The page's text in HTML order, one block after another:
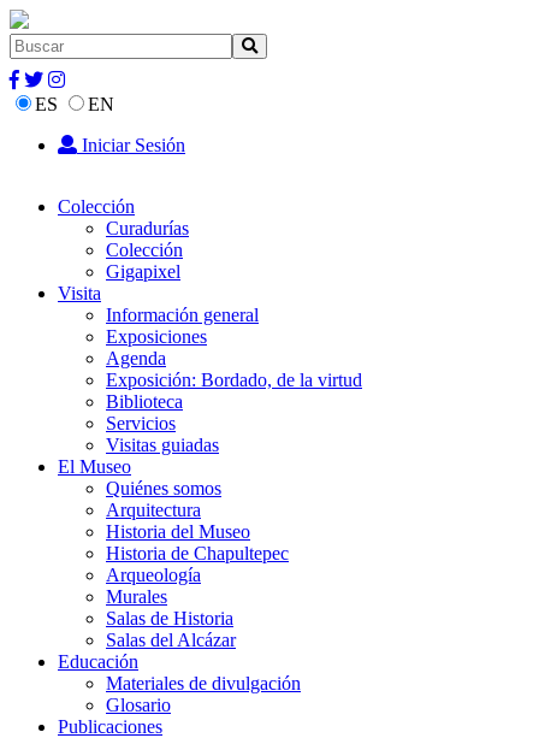
ES
EN
Iniciar Sesión
Colección
Curadurías
Colección
Gigapixel
Visita
Información general
Exposiciones
Agenda
Exposición: Bordado, de la virtud
Biblioteca
Servicios
Visitas guiadas
El Museo
Quiénes somos
Arquitectura
Historia del Museo
Historia de Chapultepec
Arqueología
Murales
Salas de Historia
Salas del Alcázar
Educación
Materiales de divulgación
Glosario
Publicaciones